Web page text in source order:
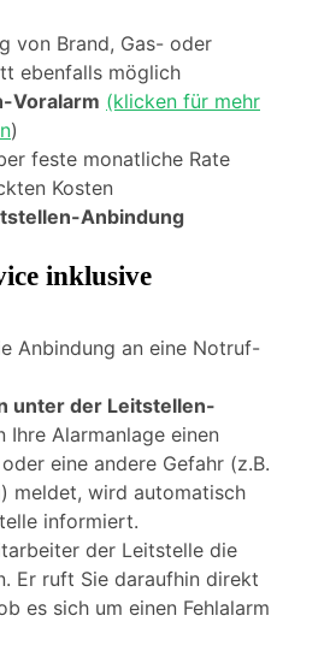
von Brand, Gas- oder
ebenfalls möglich
Voralarm (klicken für mehr
)
feste monatliche Rate
Kosten
Anbindung
inklusive
Anbindung an eine Notruf-
unter der Leitstellen-
Ihre Alarmanlage einen
eine andere Gefahr (z.B.
meldet, wird automatisch
informiert.
der Leitstelle die
Er ruft Sie daraufhin direkt
es sich um einen Fehlalarm